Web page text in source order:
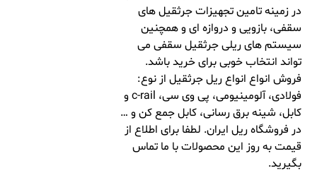
در زمینه تامین تجهیزات جرثقیل های
سقفی، بازویی و دروازه ای و همچنین
سیستم های ریلی جرثقیل سقفی می
تواند انتخاب خوبی برای خرید باشد.
فروش انواع انواع ریل جرثقیل از نوع:
فولادی، آلومینیومی، پی وی سی، c-rail و
کابل، شینه برق رسانی، کابل جمع کن و …
در فروشگاه ریل ایران. لطفا برای اطلاع از
قیمت به روز این محصولات با ما تماس
بگیرید.